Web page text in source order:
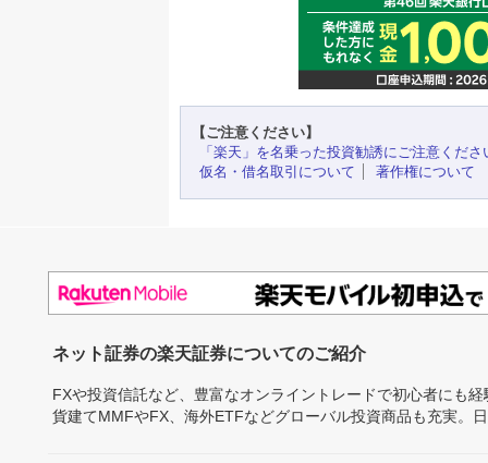
【ご注意ください】
「楽天」を名乗った投資勧誘にご注意くださ
仮名・借名取引について
著作権について
ネット証券の楽天証券についてのご紹介
FXや投資信託など、豊富なオンライントレードで初心者にも
貨建てMMFやFX、海外ETFなどグローバル投資商品も充実。